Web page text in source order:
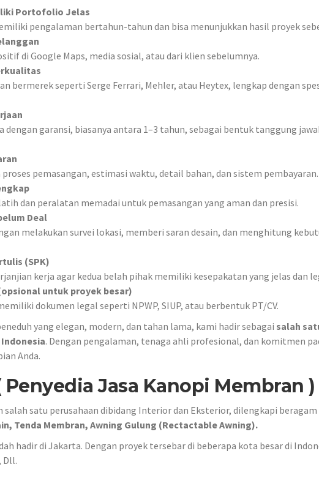
Portofolio Jelas
pengalaman bertahun-tahun dan bisa menunjukkan hasil proyek
di Google Maps, media sosial, atau dari klien sebelumnya.
bermerek seperti Serge Ferrari, Mehler, atau Heytex, lengkap dengan
dengan garansi, biasanya antara 1–3 tahun, sebagai bentuk tanggung
pemasangan, estimasi waktu, detail bahan, dan sistem pembayaran.
dan peralatan memadai untuk pemasangan yang aman dan presisi.
Deal
melakukan survei lokasi, memberi saran desain, dan menghitung
(SPK)
kerja agar kedua belah pihak memiliki kesepakatan yang jelas dan
untuk proyek besar)
dokumen legal seperti NPWP, SIUP, atau berbentuk PT/CV.
yang elegan, modern, dan tahan lama, kami hadir sebagai salah
. Dengan pengalaman, tenaga ahli profesional, dan komitmen
Anda.
Jasa Kanopi Membran )
salah satu perusahaan dibidang Interior dan Eksterior, dilengkapi
Tenda Membran, Awning Gulung (Rectactable Awning).
hadir di Jakarta. Dengan proyek tersebar di beberapa kota besar di
Dll.